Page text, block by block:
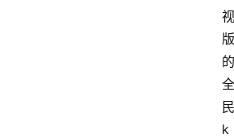
视
版
的
全
民
k